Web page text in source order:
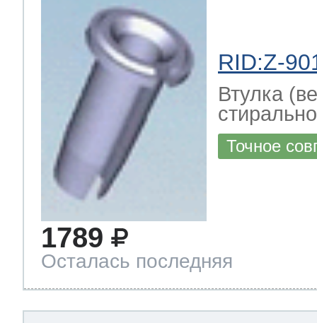
RID:Z-
Втулка
Точное
1789
Осталась последняя